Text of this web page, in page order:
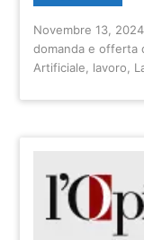
Novembre 13, 2024
domanda e offerta
Artificiale
lavoro